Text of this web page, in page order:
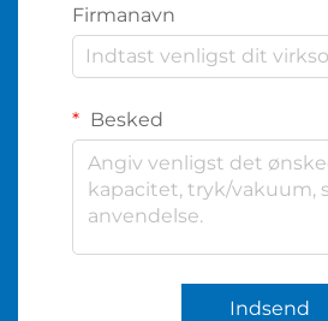
Firmanavn
Besked
Indsend